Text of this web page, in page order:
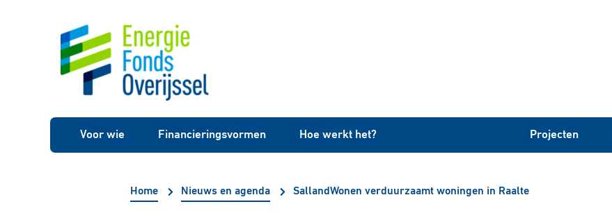
Voor wie Financieringsvormen Hoe werkt het? Projecten
Home Nieuws en agenda SallandWonen verduurzaamt woningen in Raalte